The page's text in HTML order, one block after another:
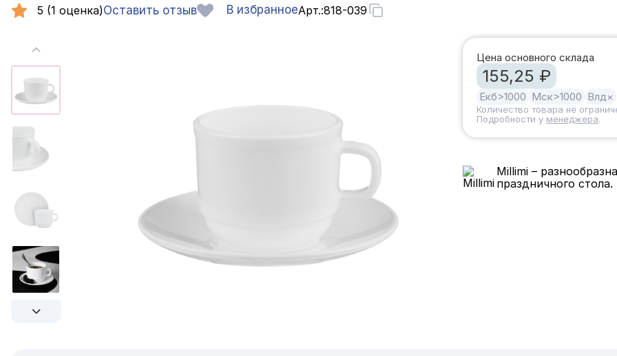
5 (1 оценка)Оставить отзыв В избранноеАрт.:818-039
Цена основного склада
155,25 ₽
Екб>1000 Мск>1000 Влд×
Количество товара не
Подробности у менеджера.
Millimi –
праздничного стола.